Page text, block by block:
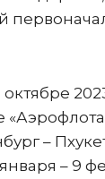
–
– 9